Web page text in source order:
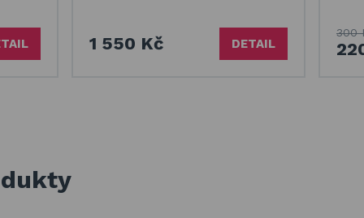
1 550 Kč DETAIL
300